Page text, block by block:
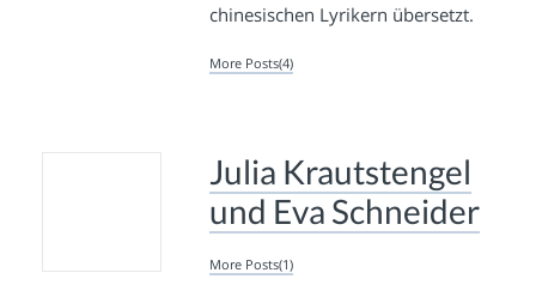
chinesischen Lyrikern übersetzt.
More Posts(4)
Julia Krautstengel
und Eva Schneider
More Posts(1)